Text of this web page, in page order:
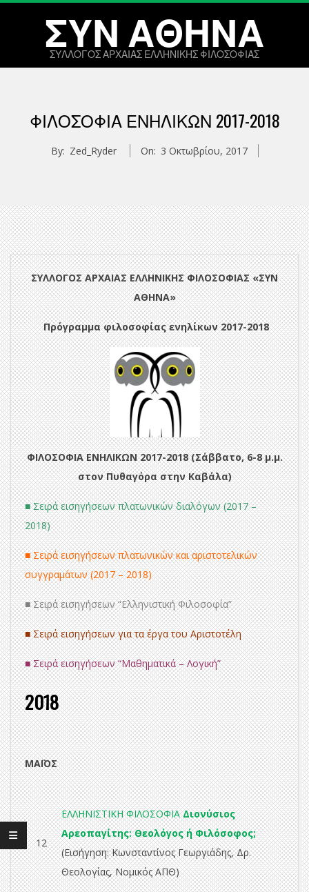
ΣΥΝ ΑΘΗΝΑ
ΣΥΛΛΟΓΟΣ ΑΡΧΑΙΑΣ ΕΛΛΗΝΙΚΗΣ ΦΙΛΟΣΟΦΙΑΣ
MenuΦΙΛΟΣΟΦΊΑ ΕΝΗΛΊΚΩΝ 2017-2018
By: Zed_Ryder On: 3 Οκτωβρίου, 2017
ΣΥΛΛΟΓΟΣ ΑΡΧΑΙΑΣ ΕΛΛΗΝΙΚΗΣ ΦΙΛΟΣΟΦΙΑΣ «ΣΥΝ
ΑΘΗΝΑ»
Πρόγραμμα φιλοσοφίας ενηλίκων 2017-2018
ΦΙΛΟΣΟΦΙΑ ΕΝΗΛΙΚΩΝ 2017-2018 (Σάββατο, 6-8 μ.μ.
στον Πυθαγόρα στην Καβάλα)
■ Σειρά εισηγήσεων πλατωνικών διαλόγων (2017 –
2018)
■ Σειρά εισηγήσεων πλατωνικών και αριστοτελικών
συγγραμάτων (2017 – 2018)
■ Σειρά εισηγήσεων “Ελληνιστική Φιλοσοφία”
■ Σειρά εισηγήσεων για τα έργα του Αριστοτέλη
■ Σειρά εισηγήσεων “Μαθηματικά – Λογική”
2018
ΜΑΪΟΣ
12
ΕΛΛΗΝΙΣΤΙΚΗ ΦΙΛΟΣΟΦΙΑΔιονύσιος
Αρεοπαγίτης: Θεολόγος ή Φιλόσοφος;
(Εισήγηση: Κωνσταντίνος Γεωργιάδης, Δρ.
Θεολογίας, Νομικός ΑΠΘ)